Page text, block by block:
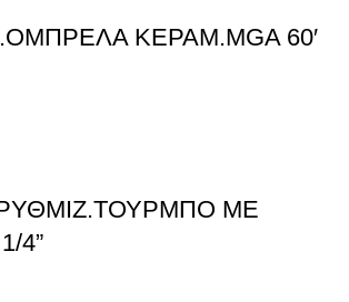
ΚΕΡΑΜ.MGA 60′
ΜΕ
4”